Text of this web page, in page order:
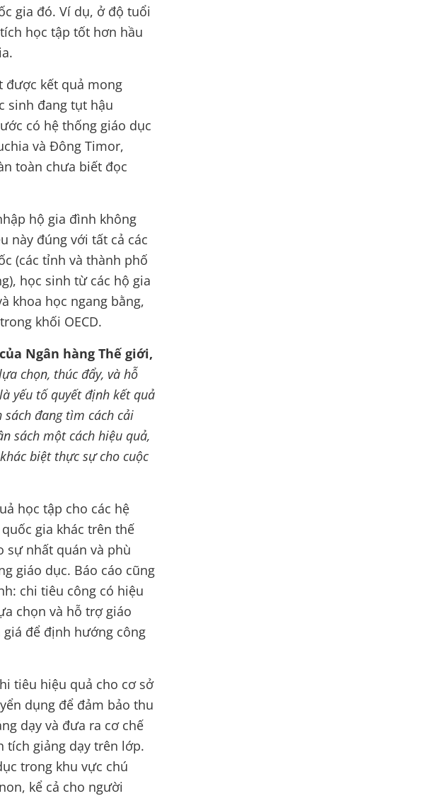
gia đó. Ví dụ, ở độ tuổi
học tập tốt hơn hầu
được kết quả mong
sinh đang tụt hậu
có hệ thống giáo dục
và Đông Timor,
toàn chưa biết đọc
hộ gia đình không
này đúng với tất cả các
(các tỉnh và thành phố
học sinh từ các hộ gia
khoa học ngang bằng,
khối OECD.
Ngân hàng Thế giới,
chọn, thúc đẩy, và hỗ
yếu tố quyết định kết quả
đang tìm cách cải
sách một cách hiệu quả,
biệt thực sự cho cuộc
học tập cho các hệ
gia khác trên thế
sự nhất quán và phù
giáo dục. Báo cáo cũng
chi tiêu công có hiệu
chọn và hỗ trợ giáo
để định hướng công
tiêu hiệu quả cho cơ sở
dụng để đảm bảo thu
dạy và đưa ra cơ chế
tích giảng dạy trên lớp.
trong khu vực chú
kể cả cho người